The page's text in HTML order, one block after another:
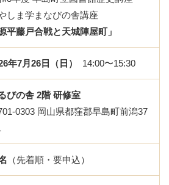
しま学まなびの舎講座
源平藤戸合戦と天城陣屋町」
年7月26日（日） 14:00〜15:30
びの舎 2階 研修室
0303 岡山県都窪郡早島町前潟37
（先着順・要申込）